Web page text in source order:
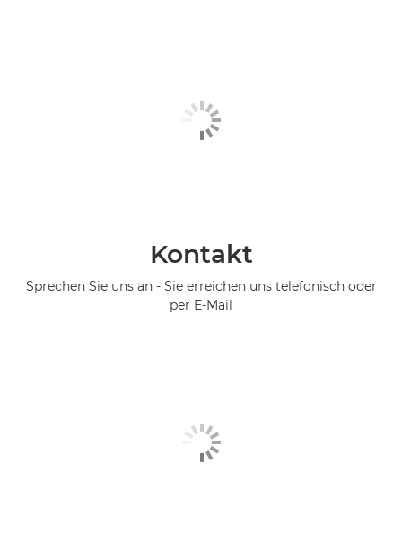
Kontakt
Sprechen Sie uns an - Sie erreichen uns telefonisch oder
per E-Mail